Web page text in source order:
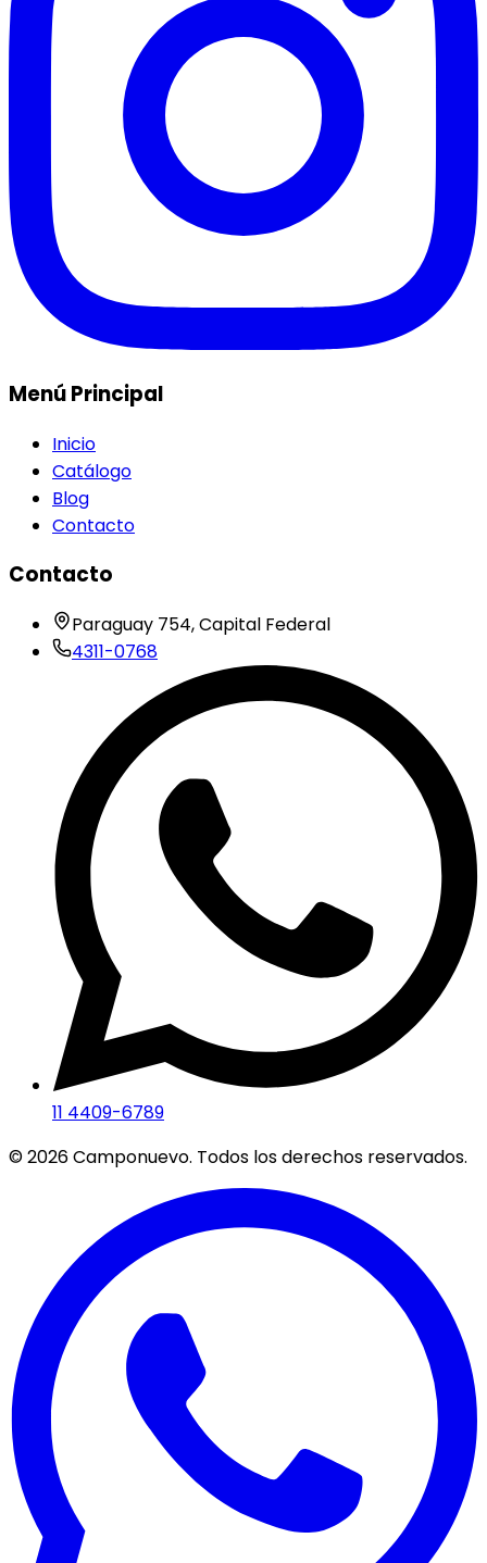
Menú Principal
Inicio
Catálogo
Blog
Contacto
Contacto
Paraguay 754, Capital Federal
4311-0768
11 4409-6789
©2026Camponuevo. Todos los derechos reservados.